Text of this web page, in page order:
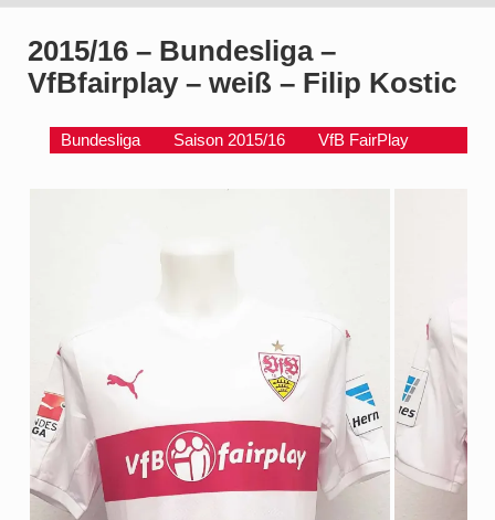
2015/16 – Bundesliga –
VfBfairplay – weiß – Filip Kostic
Bundesliga Saison 2015/16 VfB FairPlay